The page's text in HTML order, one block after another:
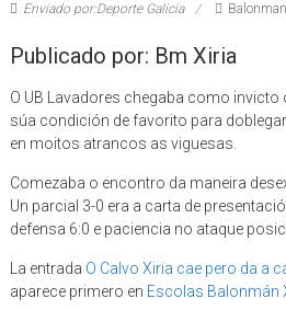
Enviado por:Deporte Galicia
Publicado por: Bm Xiria
O UB Lavadores chegaba como invicto
súa condición de favorito para
en moitos atrancos as viguesas.
Comezaba o encontro da maneira
Un parcial 3-0 era a carta de
defensa 6:0 e paciencia no ataque
La entrada O Calvo Xiria cae pero da a
aparece primero en Escolas Balonmán